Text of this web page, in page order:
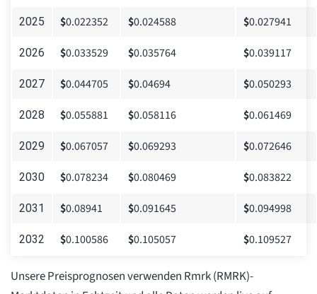
2025 $0.022352 $0.024588 $0.027941
2026 $0.033529 $0.035764 $0.039117
2027 $0.044705 $0.04694 $0.050293
2028 $0.055881 $0.058116 $0.061469
2029 $0.067057 $0.069293 $0.072646
2030 $0.078234 $0.080469 $0.083822
2031 $0.08941 $0.091645 $0.094998
2032 $0.100586 $0.105057 $0.109527
Unsere Preisprognosen verwenden Rmrk (RMRK)-